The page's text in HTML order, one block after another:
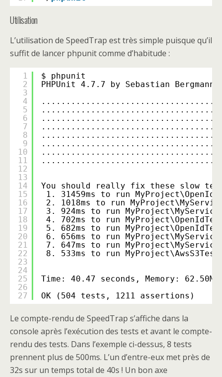
Utilisation
L’utilisation de SpeedTrap est très simple puisque qu’il
suffit de lancer phpunit comme d’habitude :
1
2
3
4
5
6
7
8
9
10
11
12
13
14
15
16
17
18
19
20
21
22
23
24
25
26
27
$ phpunit
PHPUnit 4.7.7 by Sebastian
You should really fix these slow
1. 31459ms to run
2. 1018ms to run
3. 924ms to run
4. 702ms to run
5. 682ms to run
6. 656ms to run
7. 647ms to run
8. 533ms to run
Time: 40.47 seconds, Memory: 62.50Mb
OK (504 tests, 1211 assertions)
Le compte-rendu de SpeedTrap s’affiche dans la
console après l’exécution des tests et avant le compte-
rendu des tests. Dans l’exemple ci-dessus, 8 tests
prennent plus de 500ms. L’un d’entre-eux met près de
32s sur un temps total de 40s ! Un bon axe